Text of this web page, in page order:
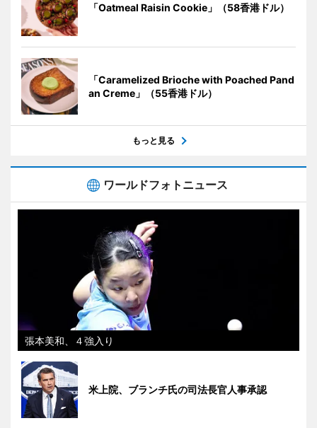
「Oatmeal Raisin Cookie」（58香港ドル）
「Caramelized Brioche with Poached Pand
an Creme」（55香港ドル）
もっと見る
ワールドフォトニュース
張本美和、４強入り
米上院、ブランチ氏の司法長官人事承認